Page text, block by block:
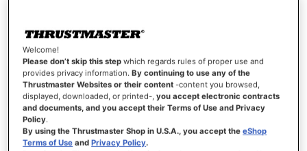
Wachtwoord tonen
INLOGGEN
Wachtwoord vergeten?
Welcome!
Please don’t skip this step which regards rules of proper use and
provides privacy information.By continuing to use any of the
Thrustmaster Websites or their content -content you browsed,
displayed, downloaded, or printed-,you accept electronic contracts
and documents, and you accept their Terms of Use and Privacy
Policy.
By using the Thrustmaster Shop in U.S.A., you accept theeShop
Terms of Use andPrivacy Policy.